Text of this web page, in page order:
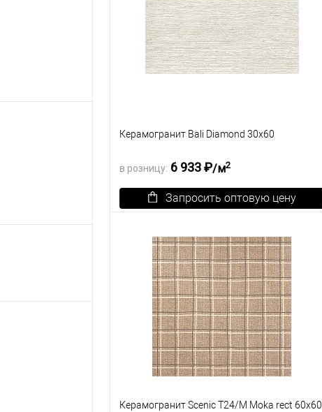
Керамогранит Bali Diamond 30х60
в розницу: 6 933 ₽/м2
Запросить оптовую цену
В избранное
Под заказ
Керамогранит Scenic T24/M Moka rect 60х60